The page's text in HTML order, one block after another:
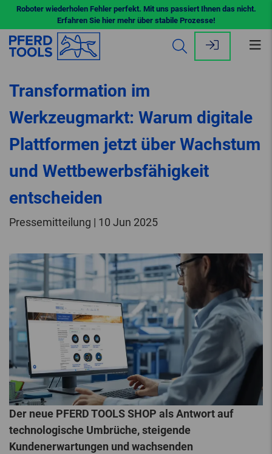
Roboter wiederholen Fehler perfekt. Mit uns passiert Ihnen das nicht.
Erfahren Sie hier mehr über stabile Prozesse!
Transformation im
Werkzeugmarkt: Warum digitale
Plattformen jetzt über Wachstum
und Wettbewerbsfähigkeit
entscheiden
Pressemitteilung | 10 Jun 2025
Der neue PFERD TOOLS SHOP als Antwort auf
technologische Umbrüche, steigende
Kundenerwartungen und wachsenden